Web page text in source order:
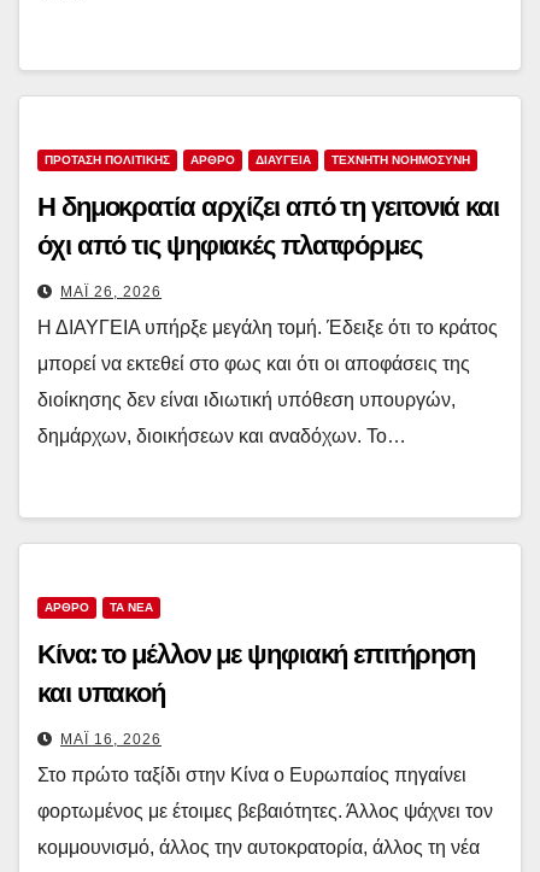
ΠΡΟΤΑΣΗ ΠΟΛΙΤΙΚΗΣ ΑΡΘΡΟ ΔΙΑΥΓΕΙΑ ΤΕΧΝΗΤΗ ΝΟΗΜΟΣΥΝΗ
Η δημοκρατία αρχίζει από τη γειτονιά και
όχι από τις ψηφιακές πλατφόρμες
ΜΆΙ 26, 2026
Η ΔΙΑΥΓΕΙΑ υπήρξε μεγάλη τομή. Έδειξε ότι το κράτος
μπορεί να εκτεθεί στο φως και ότι οι αποφάσεις της
διοίκησης δεν είναι ιδιωτική υπόθεση υπουργών,
δημάρχων, διοικήσεων και αναδόχων. Το…
ΑΡΘΡΟ TA NEA
Κίνα: το μέλλον με ψηφιακή επιτήρηση
και υπακοή
ΜΆΙ 16, 2026
Στο πρώτο ταξίδι στην Κίνα ο Ευρωπαίος πηγαίνει
φορτωμένος με έτοιμες βεβαιότητες. Άλλος ψάχνει τον
κομμουνισμό, άλλος την αυτοκρατορία, άλλος τη νέα